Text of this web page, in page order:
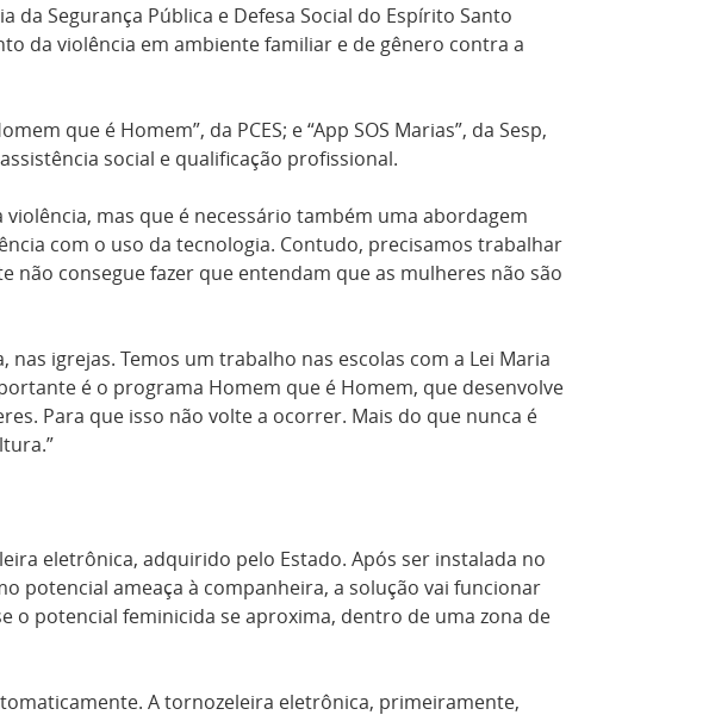
da Segurança Pública e Defesa Social do Espírito Santo
da violência em ambiente familiar e de gênero contra a
que é Homem”, da PCES; e“App SOS Marias”, da Sesp,
social e qualificação profissional.
mas que é necessário também uma abordagem
com o uso da tecnologia. Contudo, precisamos trabalhar
não consegue fazer que entendam que as mulheres não são
igrejas. Temos um trabalho nas escolas com a Lei Maria
é o programa Homem que é Homem, que desenvolve
Para que isso não volte a ocorrer. Mais do que nunca é
eletrônica, adquirido pelo Estado. Após ser instalada no
potencial ameaça à companheira, a solução vai funcionar
o potencial feminicida se aproxima, dentro de uma zona de
A tornozeleira eletrônica, primeiramente,